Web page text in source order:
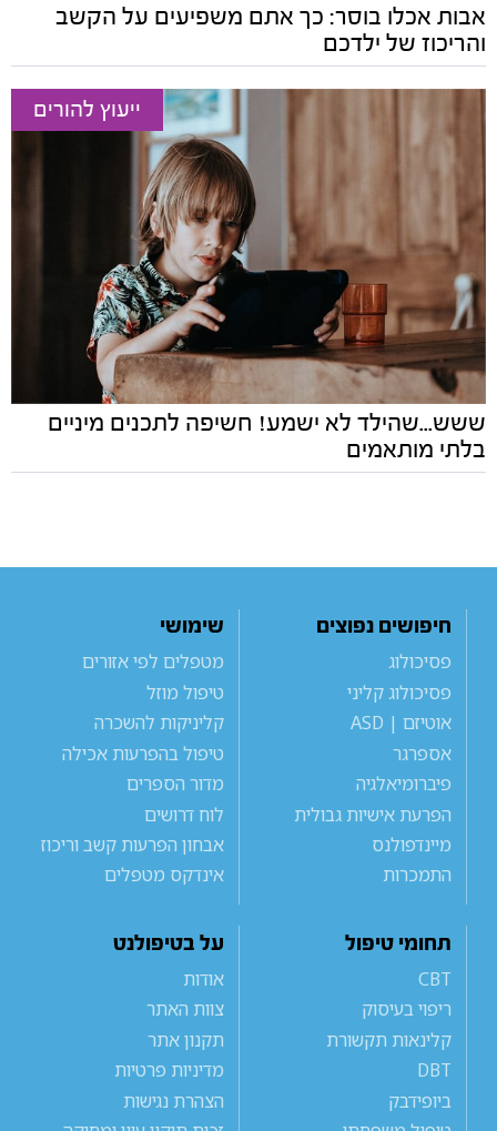
אבות אכלו בוסר: כך אתם משפיעים על הקשב
והריכוז של ילדכם
ייעוץ להורים
ששש...שהילד לא ישמע! חשיפה לתכנים מיניים
בלתי מותאמים
חיפושים נפוצים
פסיכולוג
פסיכולוג קליני
אוטיזם | ASD
אספרגר
פיברומיאלגיה
הפרעת אישיות גבולית
מיינדפולנס
התמכרות
שימושי
מטפלים לפי אזורים
טיפול מוזל
קליניקות להשכרה
טיפול בהפרעות אכילה
מדור הספרים
לוח דרושים
אבחון הפרעות קשב וריכוז
אינדקס מטפלים
תחומי טיפול
CBT
ריפוי בעיסוק
קלינאות תקשורת
DBT
ביופידבק
על בטיפולנט
אודות
צוות האתר
תקנון אתר
מדיניות פרטיות
הצהרת נגישות